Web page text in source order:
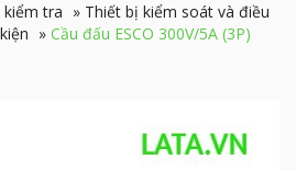
kiểm tra » Thiết bị kiểm soát và điều
» Cầu đấu ESCO 300V/5A (3P)